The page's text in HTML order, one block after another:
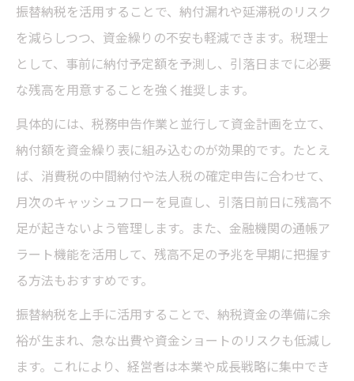
振替納税を活用することで、納付漏れや延滞税のリスク
を減らしつつ、資金繰りの不安も軽減できます。税理士
として、事前に納付予定額を予測し、引落日までに必要
な残高を用意することを強く推奨します。
具体的には、税務申告作業と並行して資金計画を立て、
納付額を資金繰り表に組み込むのが効果的です。たとえ
ば、消費税の中間納付や法人税の確定申告に合わせて、
月次のキャッシュフローを見直し、引落日前日に残高不
足が起きないよう管理します。また、金融機関の通帳ア
ラート機能を活用して、残高不足の予兆を早期に把握す
る方法もおすすめです。
振替納税を上手に活用することで、納税資金の準備に余
裕が生まれ、急な出費や資金ショートのリスクも低減し
ます。これにより、経営者は本業や成長戦略に集中でき